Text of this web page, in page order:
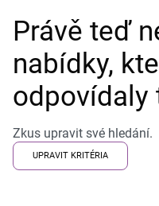
Právě teď
nabídky,
odpovídaly
Zkus upravit své hledání.
UPRAVIT KRITÉRIA